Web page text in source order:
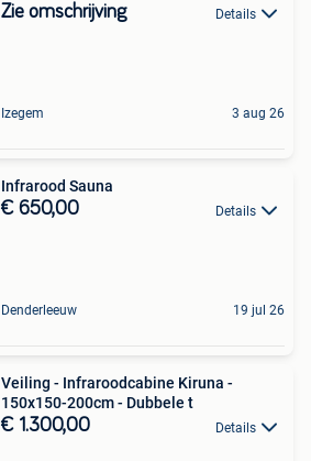
Zie omschrijving Details
Izegem 3 aug 26
Infrarood Sauna
€ 650,00 Details
Denderleeuw 19 jul 26
Veiling - Infraroodcabine Kiruna -
150x150-200cm - Dubbele t
€ 1.300,00 Details